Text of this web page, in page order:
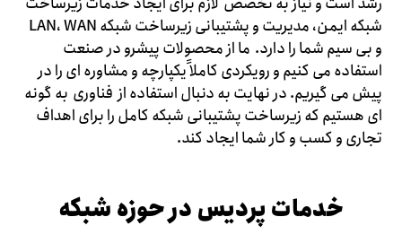
شبکه ایمن، مدیریت و پشتیبانی زیرساخت شبکه LAN، WAN
و بی سیم شما را دارد. ما از محصولات پیشرو در صنعت
استفاده می کنیم و رویکردی کاملاً یکپارچه و مشاوره ای را در
پیش می گیریم. در نهایت به دنبال استفاده از فناوری به گونه
ای هستیم که زیرساخت پشتیبانی شبکه کامل را برای اهداف
تجاری و کسب و کار شما ایجاد کند.
خدمات پردیس در حوزه شبکه